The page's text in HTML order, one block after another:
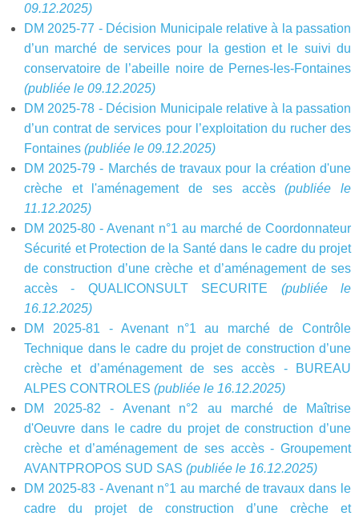
09.12.2025)
DM 2025-77 - Décision Municipale relative à la passation
d’un marché de services pour la gestion et le suivi du
conservatoire de l’abeille noire de Pernes-les-Fontaines
(publiée le 09.12.2025)
DM 2025-78 - Décision Municipale relative à la passation
d’un contrat de services pour l’exploitation du rucher des
Fontaines (publiée le 09.12.2025)
DM 2025-79 - Marchés de travaux pour la création d'une
crèche et l'aménagement de ses accès(publiée le
11.12.2025)
DM 2025-80 - Avenant n°1 au marché de Coordonnateur
Sécurité et Protection de la Santé dans le cadre du projet
de construction d’une crèche et d’aménagement de ses
accès - QUALICONSULT SECURITE (publiée le
16.12.2025)
DM 2025-81 - Avenant n°1 au marché de Contrôle
Technique dans le cadre du projet de construction d’une
crèche et d’aménagement de ses accès - BUREAU
ALPES CONTROLES (publiée le 16.12.2025)
DM 2025-82 - Avenant n°2 au marché de Maîtrise
d'Oeuvre dans le cadre du projet de construction d’une
crèche et d’aménagement de ses accès - Groupement
AVANTPROPOS SUD SAS (publiée le 16.12.2025)
DM 2025-83 - Avenant n°1 au marché de travaux dans le
cadre du projet de construction d’une crèche et